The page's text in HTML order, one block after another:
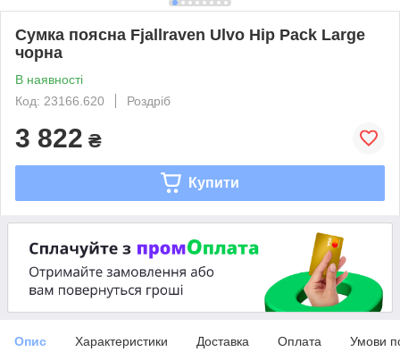
Сумка поясна Fjallraven Ulvo Hip Pack Large
чорна
В наявності
Код: 23166.620
Роздріб
3 822 ₴
Купити
Опис Характеристики Доставка Оплата Умови